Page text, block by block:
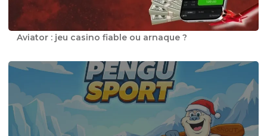
Aviator : jeu casino fiable ou arnaque ?